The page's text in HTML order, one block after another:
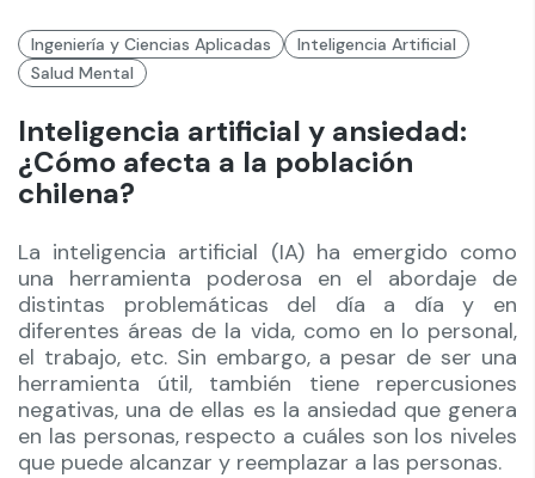
Ingeniería y Ciencias Aplicadas
Inteligencia Artificial
Salud Mental
Inteligencia artificial y ansiedad:
¿Cómo afecta a la población
chilena?
La inteligencia artificial (IA) ha emergido como
una herramienta poderosa en el abordaje de
distintas problemáticas del día a día y en
diferentes áreas de la vida, como en lo personal,
el trabajo, etc. Sin embargo, a pesar de ser una
herramienta útil, también tiene repercusiones
negativas, una de ellas es la ansiedad que genera
en las personas, respecto a cuáles son los niveles
que puede alcanzar y reemplazar a las personas.